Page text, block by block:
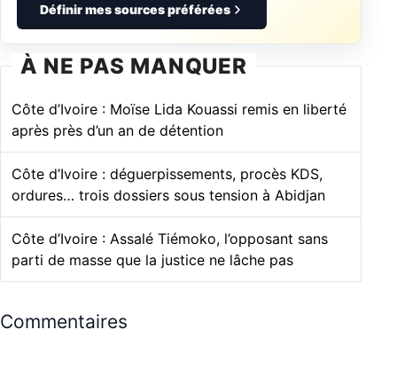
Définir mes sources préférées
À NE PAS MANQUER
Côte d’Ivoire : Moïse Lida Kouassi remis en liberté
après près d’un an de détention
Côte d’Ivoire : déguerpissements, procès KDS,
ordures… trois dossiers sous tension à Abidjan
Côte d’Ivoire : Assalé Tiémoko, l’opposant sans
parti de masse que la justice ne lâche pas
Commentaires